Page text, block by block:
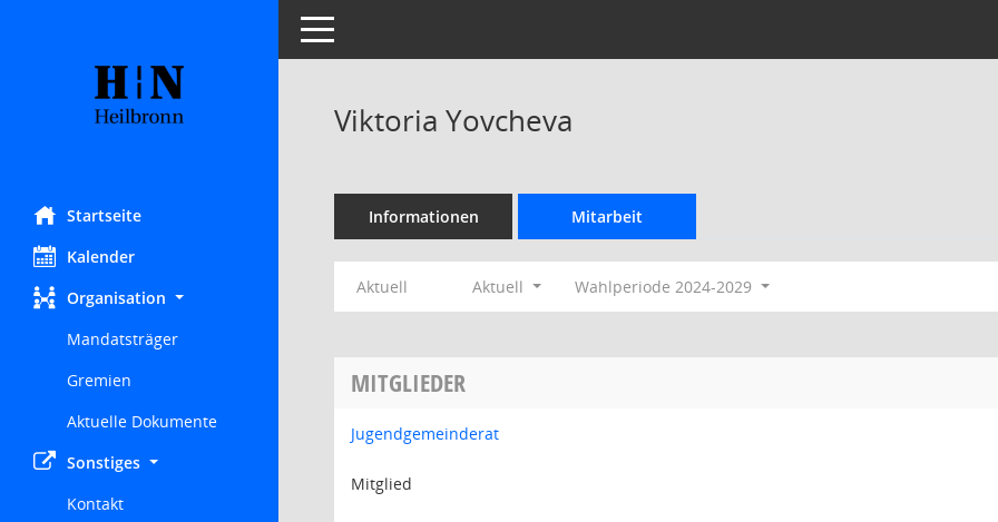
Startseite
Kalender
Organisation
Mandatsträger
Gremien
Aktuelle Dokumente
Sonstiges
Kontakt
Toggle navigation
Viktoria Yovcheva
Informationen Mitarbeit
Aktuell Aktuell Wahlperiode 2024-2029
MITGLIEDER
Jugendgemeinderat
Mitglied